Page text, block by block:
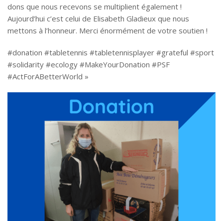
dons que nous recevons se multiplient également !
Aujourd’hui c’est celui de Elisabeth Gladieux que nous
mettons à l’honneur. Merci énormément de votre soutien !
#donation #tabletennis #tabletennisplayer #grateful #sport
#solidarity #ecology #MakeYourDonation #PSF
#ActForABetterWorld »